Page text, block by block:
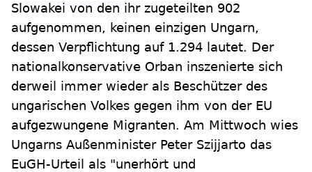
Slowakei von den ihr zugeteilten 902
aufgenommen, keinen einzigen Ungarn,
dessen Verpflichtung auf 1.294 lautet. Der
nationalkonservative Orban inszenierte sich
derweil immer wieder als Beschützer des
ungarischen Volkes gegen ihm von der EU
aufgezwungene Migranten. Am Mittwoch wies
Ungarns Außenminister Peter Szijjarto das
EuGH-Urteil als "unerhört und